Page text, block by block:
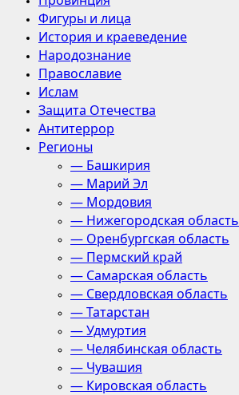
Фигуры и лица
История и краеведение
Народознание
Православие
Ислам
Защита Отечества
Антитеррор
Регионы
— Башкирия
— Марий Эл
— Мордовия
— Нижегородская область
— Оренбургская область
— Пермский край
— Самарская область
— Свердловская область
— Татарстан
— Удмуртия
— Челябинская область
— Чувашия
— Кировская область